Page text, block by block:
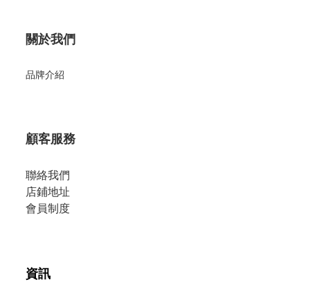
關於我們
品牌介紹
顧客服務
聯絡我們
店鋪地址
會員制度
資訊